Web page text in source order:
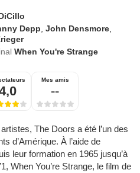
Depp ,John Densmore
When You're Strange
Mes amis
--
The Doors a été l’un des
d’Amérique. À l’aide de
leur formation en 1965 jusqu’à
When You’re Strange, le film de